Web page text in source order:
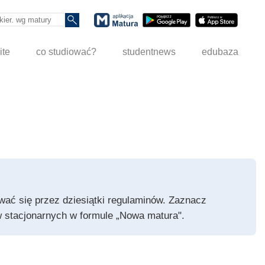
co studiować? studentnews edubaza
się przez dziesiątki regulaminów. Zaznacz
w formule „Nowa matura".